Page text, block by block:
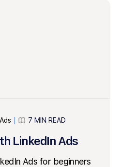
7 MIN READ
LinkedIn Ads
Ads for beginners